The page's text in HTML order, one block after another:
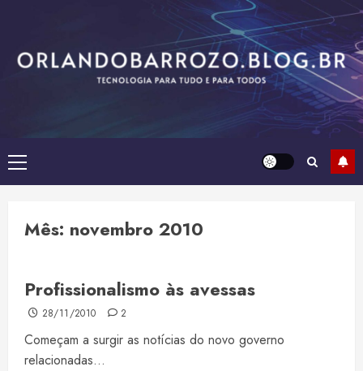
content
Primary
Menu
Mês: novembro 2010
Profissionalismo às avessas
28/11/2010 2
Começam a surgir as notícias do novo governo
relacionadas...